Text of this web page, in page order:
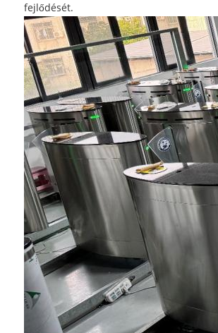
fejlődését.